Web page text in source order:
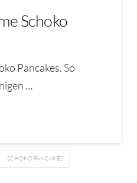
Schoko
Pancakes. So
…
SCHOKO PANCAKES